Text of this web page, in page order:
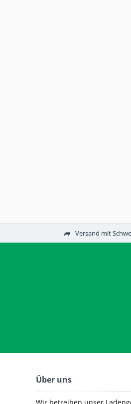
Versand mit
Über uns